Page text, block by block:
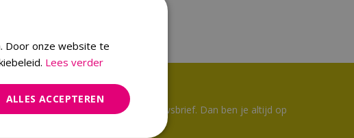
maximaal 1 keer per week de nieuwsbrief. Dan ben je altijd op
Door onze website te
Lees verder
ALLES ACCEPTEREN